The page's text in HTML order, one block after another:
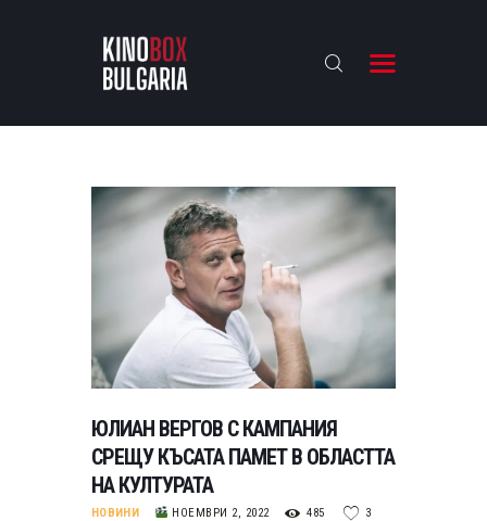
KINOBOX BULGARIA
АНАЛИЗИ
БАХТИ НАГРАДИТЕ
ИНТЕРВЮТА
ЗА НАС
ЮЛИАН ВЕРГОВ С КАМПАНИЯ
СРЕЩУ КЪСАТА ПАМЕТ В ОБЛАСТТА
НА КУЛТУРАТА
НОВИНИ НОЕМВРИ 2, 2022 485
3